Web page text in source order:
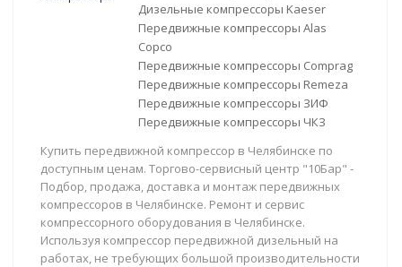
Дизельные компрессоры Kaeser
Передвижные компрессоры Alas
Copco
Передвижные компрессоры Comprag
Передвижные компрессоры Remeza
Передвижные компрессоры ЗИФ
Передвижные компрессоры ЧКЗ
Купить передвижной компрессор в Челябинске по
доступным ценам. Торгово-сервисный центр "10Бар" -
Подбор, продажа, доставка и монтаж передвижных
компрессоров в Челябинске. Ремонт и сервис
компрессорного оборудования в Челябинске.
Используя компрессор передвижной дизельный на
работах, не требующих большой производительности